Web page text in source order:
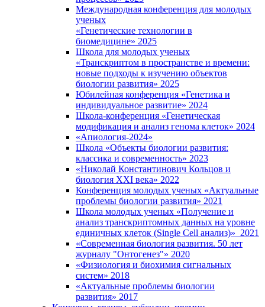
Международная конференция для молодых
ученых
«Генетические технологии в
биомедицине» 2025
Школа для молодых ученых
«Транскриптом в пространстве и времени:
новые подходы к изучению объектов
биологии развития» 2025
Юбилейная конференция «Генетика и
индивидуальное развитие» 2024
Школа-конференция «Генетическая
модификация и анализ генома клеток» 2024
«Апиология-2024»
Школа «Объекты биологии развития:
классика и современность» 2023
«Николай Константинович Кольцов и
биология XXI века» 2022
Конференция молодых ученых «Актуальные
проблемы биологии развития» 2021
Школа молодых ученых «Получение и
анализ транскриптомных данных на уровне
единичных клеток (Single Cell анализ)» 2021
«Современная биология развития. 50 лет
журналу "Онтогенез"» 2020
«Физиология и биохимия сигнальных
систем» 2018
«Актуальные проблемы биологии
развития» 2017